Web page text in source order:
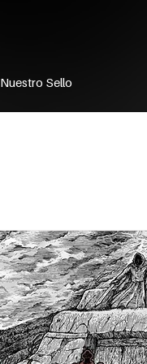
Nuestro Sello